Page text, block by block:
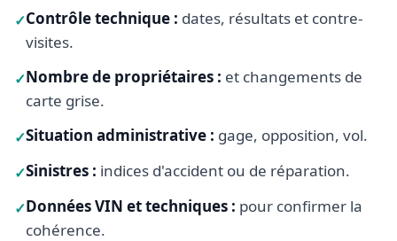
✓Contrôle technique : dates, résultats et contre-
visites.
✓Nombre de propriétaires : et changements de
carte grise.
✓Situation administrative : gage, opposition, vol.
✓Sinistres : indices d'accident ou de réparation.
✓Données VIN et techniques : pour confirmer la
cohérence.